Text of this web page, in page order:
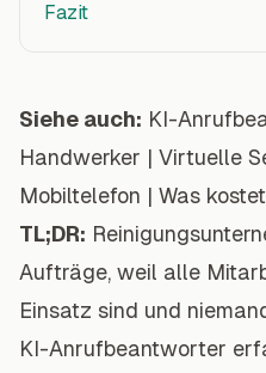
Fazit
Siehe auch: KI-
Handwerker | Virtuelle
Mobiltelefon | Was
TL;DR:
Aufträge, weil alle
Einsatz sind und
KI-Anrufbeantworter